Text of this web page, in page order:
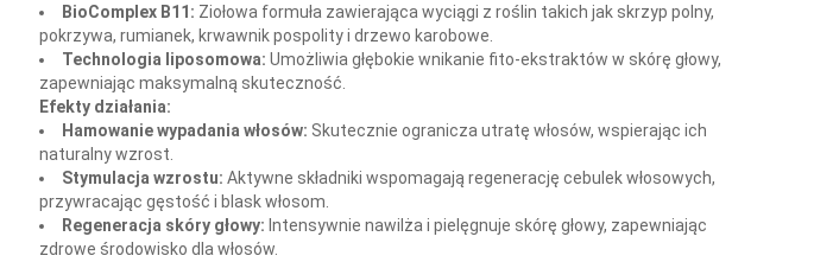
BioComplex B11: Ziołowa formuła zawierająca wyciągi z roślin takich jak skrzyp polny,
pokrzywa, rumianek, krwawnik pospolity i drzewo karobowe.
Technologia liposomowa: Umożliwia głębokie wnikanie fito-ekstraktów w skórę głowy,
zapewniając maksymalną skuteczność.
Efekty działania:
Hamowanie wypadania włosów: Skutecznie ogranicza utratę włosów, wspierając ich
naturalny wzrost.
Stymulacja wzrostu: Aktywne składniki wspomagają regenerację cebulek włosowych,
przywracając gęstość i blask włosom.
Regeneracja skóry głowy: Intensywnie nawilża i pielęgnuje skórę głowy, zapewniając
zdrowe środowisko dla włosów.